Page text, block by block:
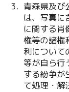
青森県及び
は、写真に
に関する肖
権等の諸権
利について
等が自ら行
する紛争が
て処理・解